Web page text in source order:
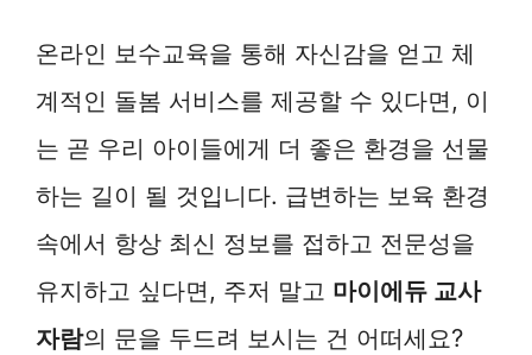
온라인 보수교육을 통해 자신감을 얻고 체
계적인 돌봄 서비스를 제공할 수 있다면, 이
는 곧 우리 아이들에게 더 좋은 환경을 선물
하는 길이 될 것입니다. 급변하는 보육 환경
속에서 항상 최신 정보를 접하고 전문성을
유지하고 싶다면, 주저 말고 마이에듀 교사
자람의 문을 두드려 보시는 건 어떠세요?